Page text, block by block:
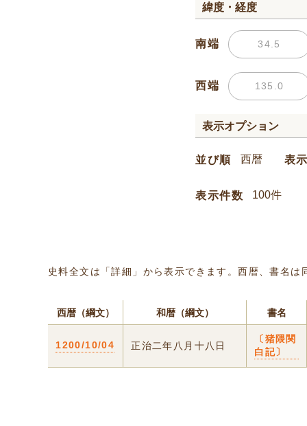
緯度・経度
南端
西端
表示オプション
並び順 表
表示件数
史料全文は「詳細」から表示できます。西暦、書名
西暦（綱文） 和暦（綱文） 書名
1200/10/04 正治二年八月十八日
〔猪隈関
白記〕